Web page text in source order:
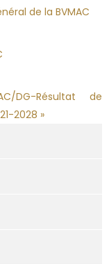
de la BVMAC
DG-Résultat de
2028 »